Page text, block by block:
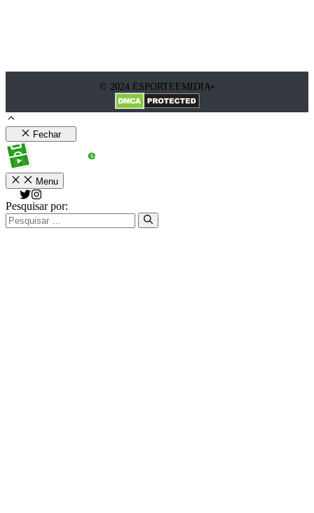
© 2024 ESPORTEEMIDIA•
Fechar
Menu
Pesquisar por: